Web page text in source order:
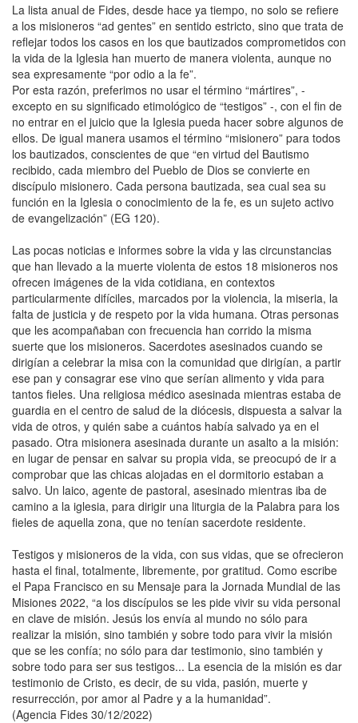
La lista anual de Fides, desde hace ya tiempo, no solo se refiere
a los misioneros “ad gentes” en sentido estricto, sino que trata de
reflejar todos los casos en los que bautizados comprometidos con
la vida de la Iglesia han muerto de manera violenta, aunque no
sea expresamente “por odio a la fe”.
Por esta razón, preferimos no usar el término “mártires”, -
excepto en su significado etimológico de “testigos” -, con el fin de
no entrar en el juicio que la Iglesia pueda hacer sobre algunos de
ellos. De igual manera usamos el término “misionero” para todos
los bautizados, conscientes de que “en virtud del Bautismo
recibido, cada miembro del Pueblo de Dios se convierte en
discípulo misionero. Cada persona bautizada, sea cual sea su
función en la Iglesia o conocimiento de la fe, es un sujeto activo
de evangelización” (EG 120).
Las pocas noticias e informes sobre la vida y las circunstancias
que han llevado a la muerte violenta de estos 18 misioneros nos
ofrecen imágenes de la vida cotidiana, en contextos
particularmente difíciles, marcados por la violencia, la miseria, la
falta de justicia y de respeto por la vida humana. Otras personas
que les acompañaban con frecuencia han corrido la misma
suerte que los misioneros. Sacerdotes asesinados cuando se
dirigían a celebrar la misa con la comunidad que dirigían, a partir
ese pan y consagrar ese vino que serían alimento y vida para
tantos fieles. Una religiosa médico asesinada mientras estaba de
guardia en el centro de salud de la diócesis, dispuesta a salvar la
vida de otros, y quién sabe a cuántos había salvado ya en el
pasado. Otra misionera asesinada durante un asalto a la misión:
en lugar de pensar en salvar su propia vida, se preocupó de ir a
comprobar que las chicas alojadas en el dormitorio estaban a
salvo. Un laico, agente de pastoral, asesinado mientras iba de
camino a la iglesia, para dirigir una liturgia de la Palabra para los
fieles de aquella zona, que no tenían sacerdote residente.
Testigos y misioneros de la vida, con sus vidas, que se ofrecieron
hasta el final, totalmente, libremente, por gratitud. Como escribe
el Papa Francisco en su Mensaje para la Jornada Mundial de las
Misiones 2022, “a los discípulos se les pide vivir su vida personal
en clave de misión. Jesús los envía al mundo no sólo para
realizar la misión, sino también y sobre todo para vivir la misión
que se les confía; no sólo para dar testimonio, sino también y
sobre todo para ser sus testigos... La esencia de la misión es dar
testimonio de Cristo, es decir, de su vida, pasión, muerte y
resurrección, por amor al Padre y a la humanidad”.
(Agencia Fides 30/12/2022)